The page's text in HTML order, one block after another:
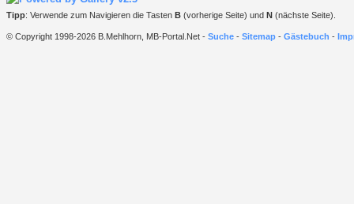
Tipp: Verwende zum Navigieren die Tasten B (vorherige Seite) und N (nächste Seite).
© Copyright 1998-2026 B.Mehlhorn, MB-Portal.Net - Suche - Sitemap - Gästebuch -